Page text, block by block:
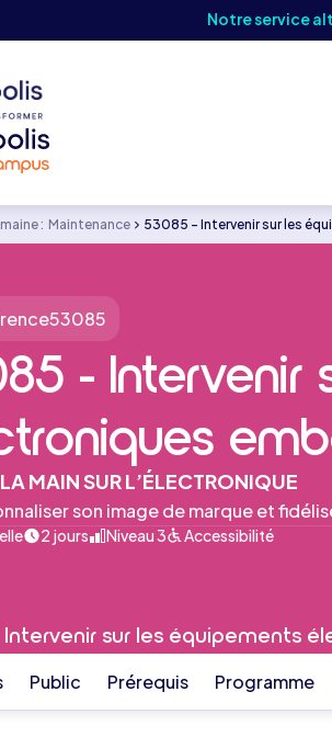
Notre service
: Maintenance 53085 - Intervenir sur les
53085
- Intervenir
MAIN SUR L’ÉLECTRONIQUE
son image de marque et
2 jours Niveau 3 Accessibilité
sur les équipements
Public Prérequis Programme